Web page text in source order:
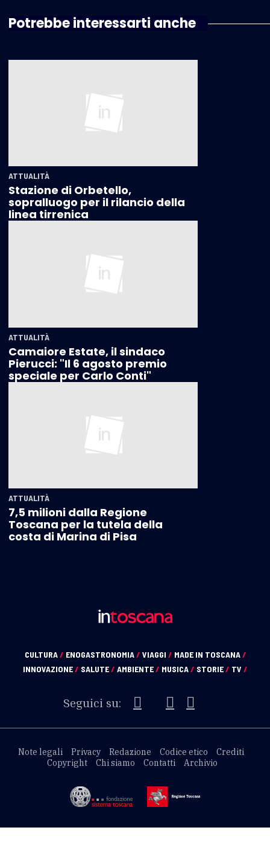
Potrebbe interessarti anche
ATTUALITÀ
Stazione di Orbetello,
sopralluogo per il rilancio della
linea tirrenica
ATTUALITÀ
Camaiore Estate, il sindaco
Pierucci: "Il 6 agosto premio
speciale per Carlo Conti"
ATTUALITÀ
7,5 milioni dalla Regione
Toscana per la tutela della
costa di Marina di Pisa
CULTURA/ ENOGASTRONOMIA/ VIAGGI / MADE IN TOSCANA/
INNOVAZIONE/ SALUTE/ AMBIENTE/ MUSICA/ STORIE/ TV /
Seguici su:
Note legali Privacy Redazione Codice etico
Crediti
Copyright
Chi siamo Contatti Archivio